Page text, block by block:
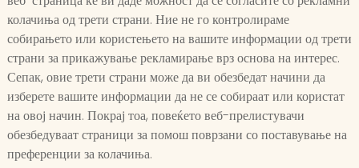
колачиња од трети страни. Ние не го контролираме
собирањето или користењето на вашите информации од трети
страни за прикажување рекламирање врз основа на интерес.
Сепак, овие трети страни може да ви обезбедат начини да
изберете вашите информации да не се собираат или користат
на овој начин. Покрај тоа, повеќето веб-прелистувачи
обезбедуваат страници за помош поврзани со поставување на
преференции за колачиња.